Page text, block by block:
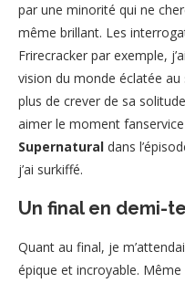
par une minorité qui ne
même brillant. Les
Frirecracker par exemple,
vision du monde éclatée au
plus de crever de sa
aimer le moment
Supernatural dans
j’ai surkiffé.
Un final en demi-
Quant au final, je
épique et incroyable.